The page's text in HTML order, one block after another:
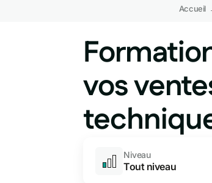
Se
Accueil
vos
Niveau
Tout niveau